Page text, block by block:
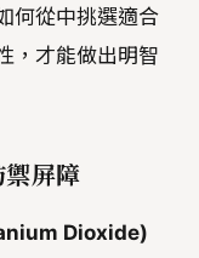
何從中挑選適合
，才能做出明智
屏障
Dioxide)